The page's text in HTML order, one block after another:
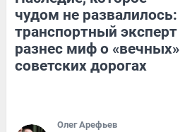
чудом не развалилось:
транспортный эксперт
разнес миф о «вечных»
советских дорогах
Олег Арефьев